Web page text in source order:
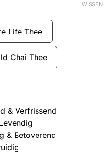
Life Thee
Chai Thee
WISSEN
& Verfrissend
& Betoverend